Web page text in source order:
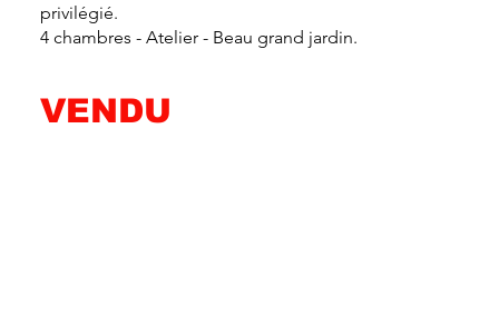
privilégié.
4 chambres - Atelier - Beau grand jardin.
VENDU